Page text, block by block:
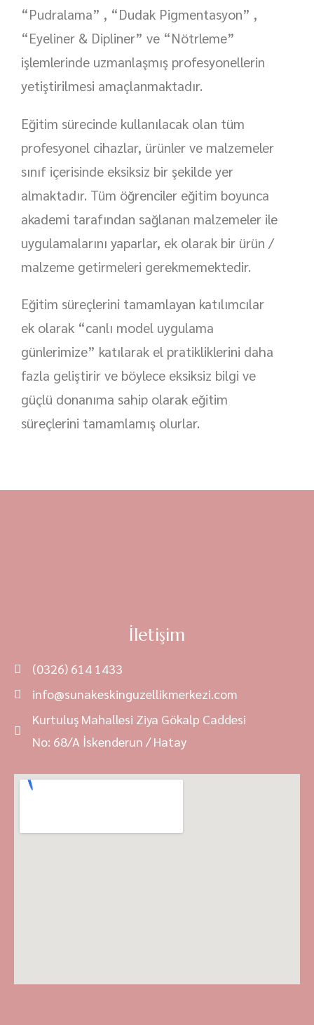
“Pudralama” , “Dudak Pigmentasyon” ,
“Eyeliner & Dipliner” ve “Nötrleme”
işlemlerinde uzmanlaşmış profesyonellerin
yetiştirilmesi amaçlanmaktadır.
Eğitim sürecinde kullanılacak olan tüm
profesyonel cihazlar, ürünler ve malzemeler
sınıf içerisinde eksiksiz bir şekilde yer
almaktadır. Tüm öğrenciler eğitim boyunca
akademi tarafından sağlanan malzemeler ile
uygulamalarını yaparlar, ek olarak bir ürün /
malzeme getirmeleri gerekmemektedir.
Eğitim süreçlerini tamamlayan katılımcılar
ek olarak “canlı model uygulama
günlerimize” katılarak el pratikliklerini daha
fazla geliştirir ve böylece eksiksiz bilgi ve
güçlü donanıma sahip olarak eğitim
süreçlerini tamamlamış olurlar.
İletişim
(0326) 614 1433
info@sunakeskinguzellikmerkezi.com
Kurtuluş Mahallesi Ziya Gökalp Caddesi
No: 68/A İskenderun / Hatay